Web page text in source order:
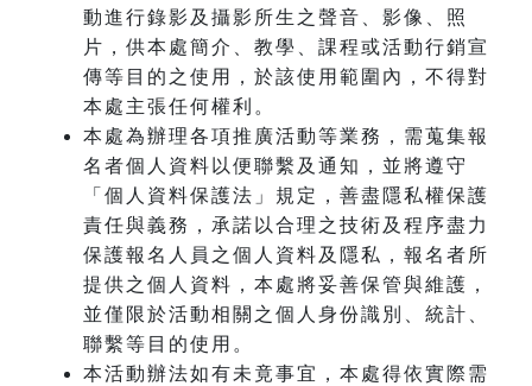
動進行錄影及攝影所生之聲音、影像、照
片，供本處簡介、教學、課程或活動行銷宣
傳等目的之使用，於該使用範圍內，不得對
本處主張任何權利。
本處為辦理各項推廣活動等業務，需蒐集報
名者個人資料以便聯繫及通知，並將遵守
「個人資料保護法」規定，善盡隱私權保護
責任與義務，承諾以合理之技術及程序盡力
保護報名人員之個人資料及隱私，報名者所
提供之個人資料，本處將妥善保管與維護，
並僅限於活動相關之個人身份識別、統計、
聯繫等目的使用。
本活動辦法如有未竟事宜，本處得依實際需